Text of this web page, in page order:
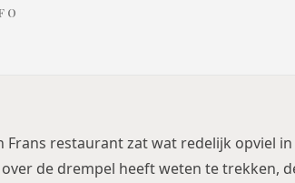
Frans restaurant zat wat redelijk opviel
de drempel heeft weten te trekken,